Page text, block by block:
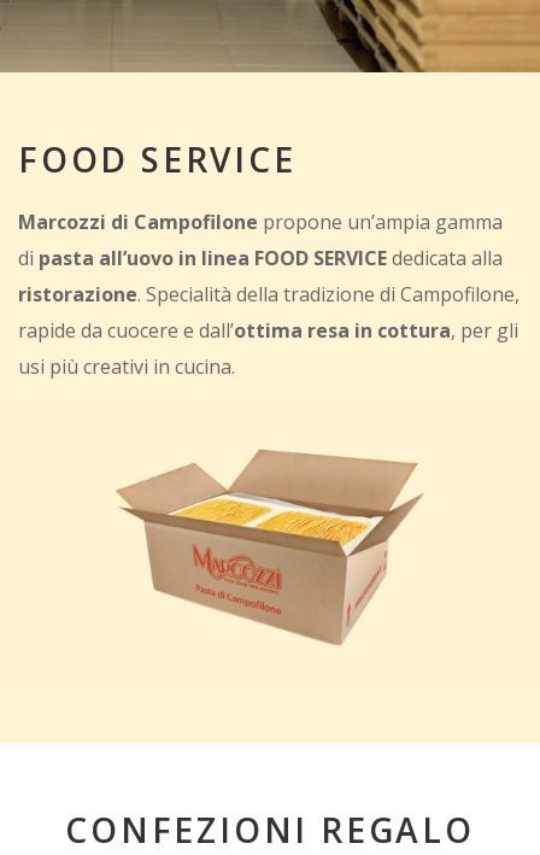
FOOD SERVICE
Marcozzi di Campofilone propone un’ampia gamma
di pasta all’uovo in linea FOOD SERVICEdedicata alla
ristorazione. Specialità della tradizione di Campofilone,
rapide da cuocere e dall’ottima resa in cottura, per gli
usi più creativi in cucina.
CONFEZIONI REGALO